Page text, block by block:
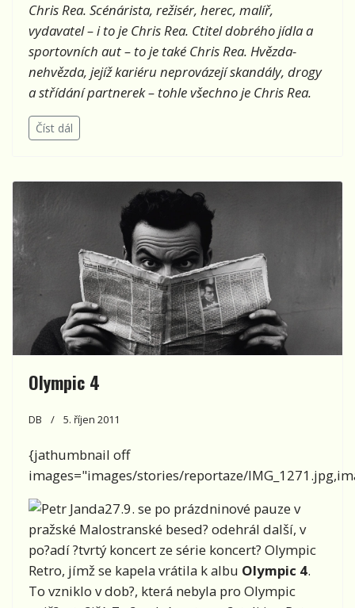
Chris Rea. Scénárista, režisér, herec, malíř,
vydavatel – i to je Chris Rea. Ctitel dobrého jídla a
sportovních aut – to je také Chris Rea. Hvězda-
nehvězda, jejíž kariéru neprovázejí skandály, drogy
a střídání partnerek – tohle všechno je Chris Rea.
Číst dál
Olympic 4
DB 5. říjen 2011
{jathumbnail off
images="images/stories/reportaze/
27.9. se po prázdninové pauze v
pražské Malostranské besed? odehrál další, v
po?adí ?tvrtý koncert ze série koncert? Olympic
Retro, jímž se kapela vrátila k albu Olympic 4.
To vzniklo v dob?, která nebyla pro Olympic